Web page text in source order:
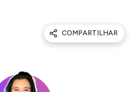
COMPARTILHAR